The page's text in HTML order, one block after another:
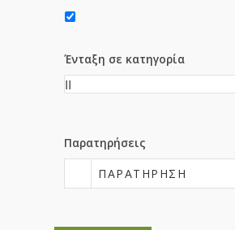
Ένταξη σε κατηγορία
Παρατηρήσεις
ΠΑΡΑΤΉΡΗΣΗ